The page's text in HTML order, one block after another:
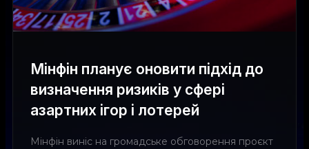
Мінфін планує оновити підхід до
визначення ризиків у сфері
азартних ігор і лотерей
Мінфін виніс на громадське обговорення проєкт